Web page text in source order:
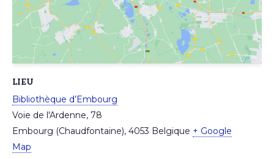
LIEU
Bibliothèque d’Embourg
Voie de l'Ardenne, 78
Embourg (Chaudfontaine), 4053 Belgique + Google
Map